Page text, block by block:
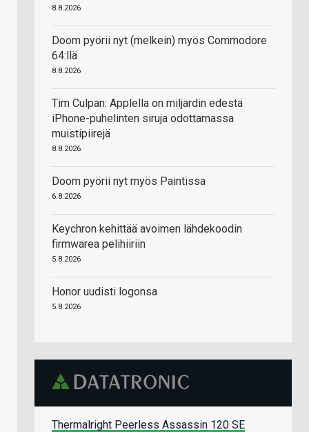
8.8.2026
Doom pyörii nyt (melkein) myös Commodore
64:llä
8.8.2026
Tim Culpan: Applella on miljardin edestä
iPhone-puhelinten siruja odottamassa
muistipiirejä
8.8.2026
Doom pyörii nyt myös Paintissa
6.8.2026
Keychron kehittää avoimen lähdekoodin
firmwarea pelihiiriin
5.8.2026
Honor uudisti logonsa
5.8.2026
Thermalright Peerless Assassin 120 SE